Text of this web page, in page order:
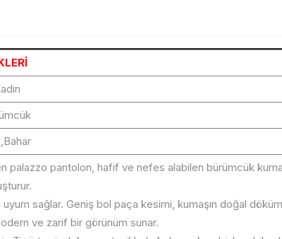
pantolon, hafif ve nefes alabilen bürümcük
sağlar. Geniş bol paça kesimi, kumaşın doğal
ve zarif bir görünüm sunar.